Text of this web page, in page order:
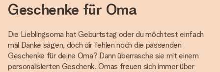
Geschenke für Oma
Die Lieblingsoma hat Geburtstag oder du möchtest einfach
mal Danke sagen, doch dir fehlen noch die passenden
Geschenke für deine Oma? Dann überrasche sie mit einem
personalisierten Geschenk. Omas freuen sich immer über